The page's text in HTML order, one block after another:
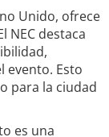
Unido, ofrece
NEC destaca
evento. Esto
para la ciudad
es una